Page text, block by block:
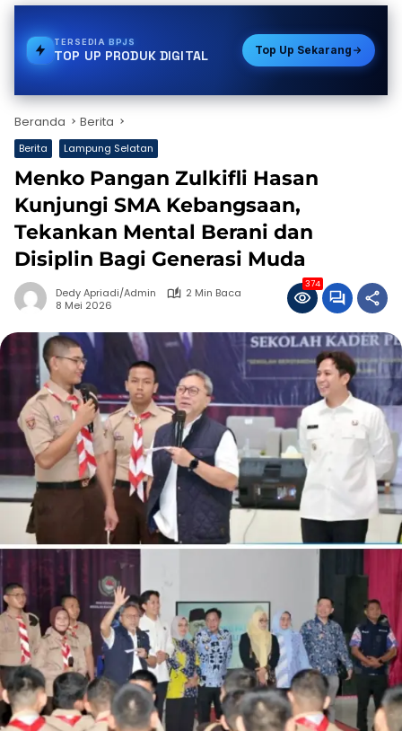
TERSEDIASTREAMING
TOP UP PRODUK DIGITAL Top Up Sekarang
Beranda Berita
Berita Lampung Selatan
Menko Pangan Zulkifli Hasan
Kunjungi SMA Kebangsaan,
Tekankan Mental Berani dan
Disiplin Bagi Generasi Muda
Dedy Apriadi/Admin
2 Min Baca
8 Mei 2026
374